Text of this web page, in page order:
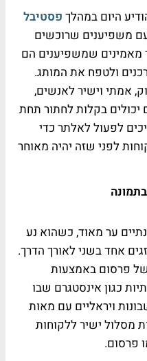
היום במהלך פסטיבל
משפיענים שרוכשים
מאמינים שמשפיענים הם
ולטפח את המותג.
אמתי וישיר לאנשים,
בקלות לחתור תחת
לפעול לאלתר כדי
לפני שזה יהיה מאוחר
ער מאוד, כשהוא נע
אחד בשני לאורך הדרך.
פרסום באמצעות
כגון אינסטגרם שבו
ויראליים עם מאות
מסלול ישיר ללקוחות
פרסום.